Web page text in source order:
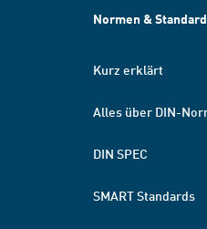
Normen &
Kurz erklärt
Alles über DIN-
DIN SPEC
SMART Standards